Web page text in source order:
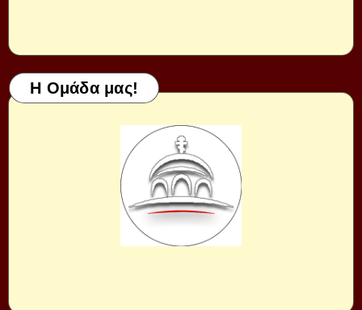
Η Ομάδα μας!